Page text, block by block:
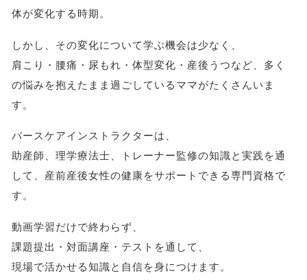
体が変化する時期。
しかし、その変化について学ぶ機会は少なく、
肩こり・腰痛・尿もれ・体型変化・産後うつなど、多く
の悩みを抱えたまま過ごしているママがたくさんいま
す。
バースケアインストラクターは、
助産師、理学療法士、トレーナー監修の知識と実践を通
して、産前産後女性の健康をサポートできる専門資格で
す。
動画学習だけで終わらず、
課題提出・対面講座・テストを通して、
現場で活かせる知識と自信を身につけます。